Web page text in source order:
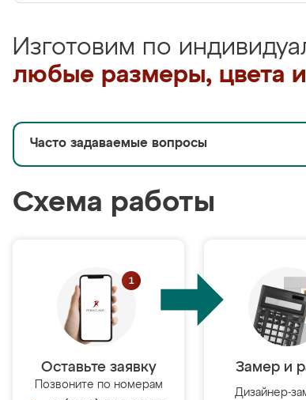
Изготовим по
любые размеры, цвета
Часто задаваемые вопросы
Схема работы
Оставьте заявку
Позвоните по номерам
Замер и
Дизайнер-